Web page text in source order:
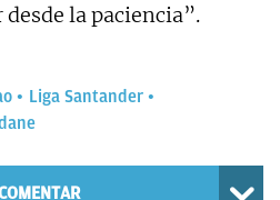
la paciencia”.
Liga Santander